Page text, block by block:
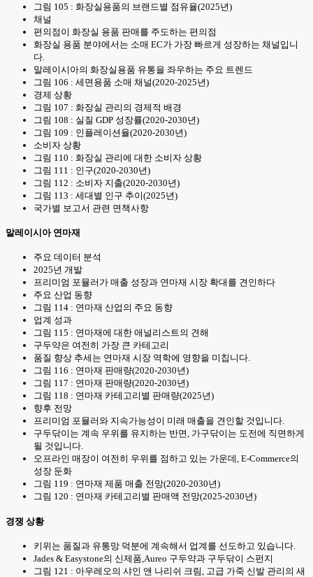
그림 105 : 화장실용품의 브랜드별 점유율(2025년)
채널
편의점이 화장실 용품 판매를 주도하는 편의점
화장실 용품 분야에서는 소매 EC가 가장 빠르게 성장하는 채널입니
다.
말레이시아의 화장실용품 유통을 좌우하는 주요 트렌드
그림 106 : 세면용품 소매 채널(2020-2025년)
경제 상황
그림 107 : 화장실 관리의 경제적 배경
그림 108 : 실질 GDP 성장률(2020-2030년)
그림 109 : 인플레이션율(2020-2030년)
소비자 상황
그림 110 : 화장실 관리에 대한 소비자 상황
그림 111 : 인구(2020-2030년)
그림 112 : 소비자 지출(2020-2030년)
그림 113 : 세대별 인구 추이(2025년)
국가별 보고서 관련 면책사항
말레이시아 연마재
주요 데이터 분석
2025년 개발
프리미엄 포뮬러가 매출 성장과 연마재 시장 확대를 견인하다
주요 산업 동향
그림 114 : 연마재 산업의 주요 동향
업계 성과
그림 115 : 연마재에 대한 애널리스트의 견해
구두약은 여전히 가장 큰 카테고리
품질 향상 추세는 연마재 시장 역학에 영향을 미칩니다.
그림 116 : 연마재 판매량(2020-2030년)
그림 117 : 연마재 판매량(2020-2030년)
그림 118 : 연마재 카테고리별 판매량(2025년)
향후 전망
프리미엄 포뮬러와 지속가능성이 미래 매출을 견인할 것입니다.
구두닦이는 계속 우위를 유지하는 반면, 가구닦이는 도전에 직면하게
될 것입니다.
오프라인 매장이 여전히 우위를 점하고 있는 가운데, E-Commerce의
성장 둔화
그림 119 : 연마재 제품 매출 전망(2020-2030년)
그림 120 : 연마재 카테고리별 판매액 전망(2025-2030년)
경쟁 상황
키위는 품질과 유통망 덕분에 계속해서 업계를 선도하고 있습니다.
Jades & Easystone의 신제품,Aureo 구두약과 구두닦이 스펀지
그림 121 : 아우레오의 샤인 앤 나리쉬 크림, 고급 가죽 신발 관리의 새